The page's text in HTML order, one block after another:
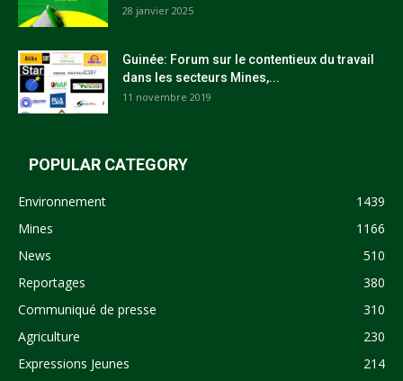
28 janvier 2025
Guinée: Forum sur le contentieux du travail
dans les secteurs Mines,...
11 novembre 2019
POPULAR CATEGORY
Environnement
1439
Mines
1166
News
510
Reportages
380
Communiqué de presse
310
Agriculture
230
Expressions Jeunes
214